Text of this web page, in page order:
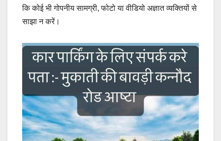
कि कोई भी गोपनीय सामग्री, फोटो या वीडियो अज्ञात व्यक्तियों से
साझा न करें।